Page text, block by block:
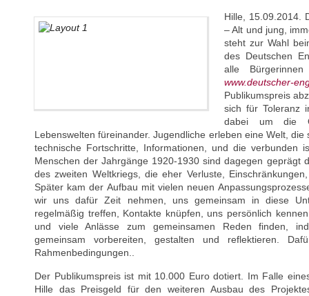
Hille, 15.09.2014.
– Alt und jung,
steht zur Wahl
des Deutschen
alle
www.deutscher-
Publikumspreis
sich für Toleranz
dabei um die
Lebenswelten füreinander. Jugendliche erleben eine Welt,
technische Fortschritte, Informationen, und die verbunden
Menschen der Jahrgänge 1920-1930 sind dagegen geprägt
des zweiten Weltkriegs, die eher Verluste,
Später kam der Aufbau mit vielen neuen
wir uns dafür Zeit nehmen, uns gemeinsam in diese
regelmäßig treffen, Kontakte knüpfen, uns persönlich
und viele Anlässe zum gemeinsamen Reden finden,
gemeinsam vorbereiten, gestalten und reflektieren.
Rahmenbedingungen..
Der Publikumspreis ist mit 10.000 Euro dotiert. Im Falle
Hille das Preisgeld für den weiteren Ausbau des